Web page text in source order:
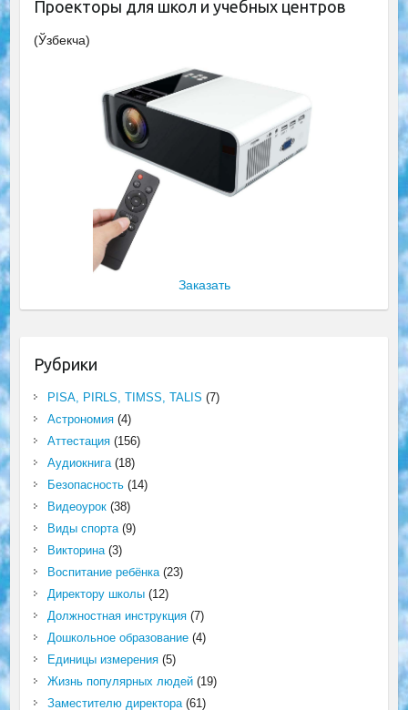
Проекторы для школ и учебных центров
(Ўзбекча)
Заказать
Рубрики
PISA, PIRLS, TIMSS, TALIS (7)
Астрономия(4)
Аттестация(156)
Аудиокнига(18)
Безопасность(14)
Видеоурок(38)
Виды спорта(9)
Викторина(3)
Воспитание ребёнка(23)
Директору школы(12)
Должностная инструкция(7)
Дошкольное образование(4)
Единицы измерения(5)
Жизнь популярных людей(19)
Заместителю директора(61)